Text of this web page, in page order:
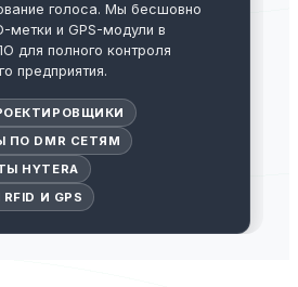
голоса. Мы бесшовно
метки и GPS-модули в
для полного контроля
предприятия.
ПО DMR СЕТЯМ
HYTERA
И GPS